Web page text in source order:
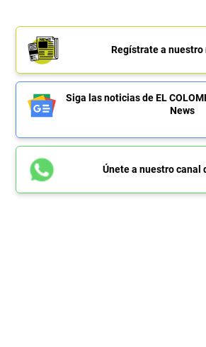
Regístrate a
Siga las noticias de EL
News
Únete a nuestro canal